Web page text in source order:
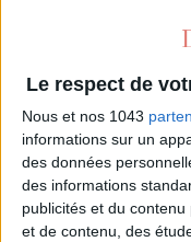
Le respect de
Nous et nos 1043
informations sur un
des données
des informations
publicités et du
et de contenu, des
CONNAISSEZ-VOUS LE